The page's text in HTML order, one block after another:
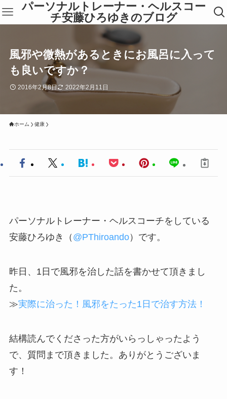
パーソナルトレーナー・ヘルスコー
チ安藤ひろゆきのブログ
風邪や微熱があるときにお風呂に入って
も良いですか？
2016年2月8日 2022年2月11日
ホーム 健康
パーソナルトレーナー・ヘルスコーチをしている
安藤ひろゆき（ @PThiroando）です。
昨日、1日で風邪を治した話を書かせて頂きまし
た。
≫実際に治った！風邪をたった1日で治す方法！
結構読んでくださった方がいらっしゃったよう
で、質問まで頂きました。ありがとうございま
す！